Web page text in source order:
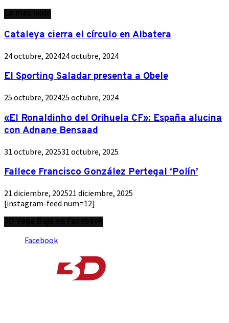
Cataleya cierra el círculo en Albatera
24 octubre, 202424 octubre, 2024
El Sporting Saladar presenta a Obele
25 octubre, 202425 octubre, 2024
«El Ronaldinho del Orihuela CF»: España alucina
con Adnane Bensaad
31 octubre, 202531 octubre, 2025
Fallece Francisco González Pertegal ‘Polín’
21 diciembre, 202521 diciembre, 2025
[instagram-feed num=12]
Facebook